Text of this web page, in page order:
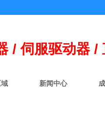
/ 伺服驱动器 /
新闻中心